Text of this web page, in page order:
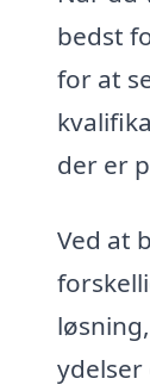
bedst
for at
der er
Ved at